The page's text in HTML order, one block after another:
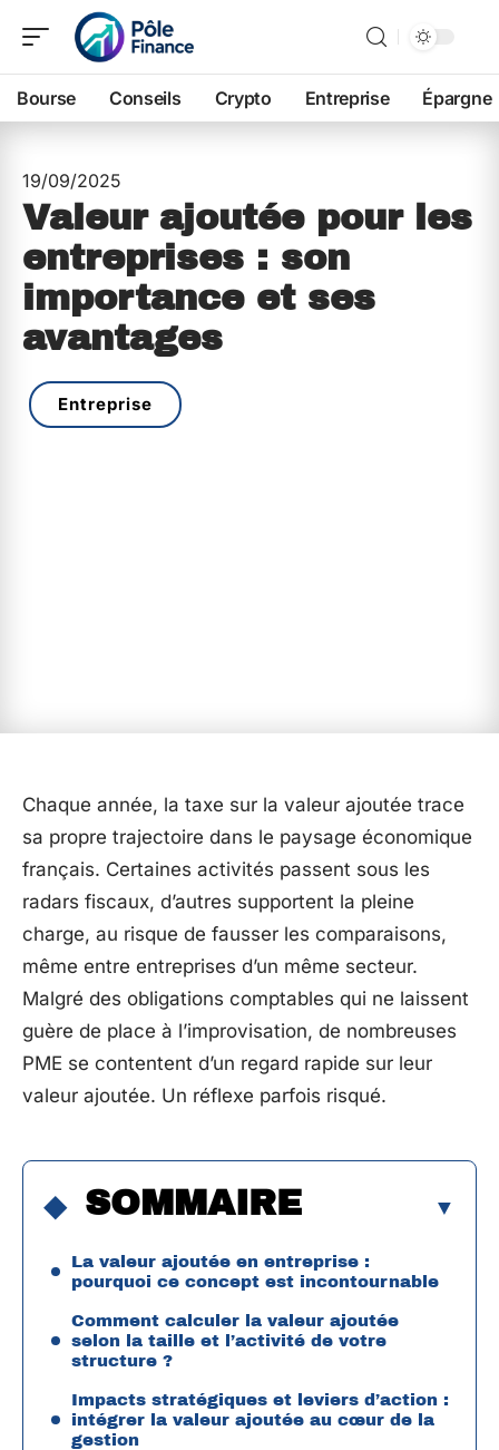
Bourse Conseils Crypto Entreprise Épargne
19/09/2025
Valeur ajoutée pour les
entreprises : son
importance et ses
avantages
Entreprise
Chaque année, la taxe sur la valeur ajoutée trace
sa propre trajectoire dans le paysage économique
français. Certaines activités passent sous les
radars fiscaux, d’autres supportent la pleine
charge, au risque de fausser les comparaisons,
même entre entreprises d’un même secteur.
Malgré des obligations comptables qui ne laissent
guère de place à l’improvisation, de nombreuses
PME se contentent d’un regard rapide sur leur
valeur ajoutée. Un réflexe parfois risqué.
SOMMAIRE
La valeur ajoutée en entreprise :
pourquoi ce concept est incontournable
Comment calculer la valeur ajoutée
selon la taille et l’activité de votre
structure ?
Impacts stratégiques et leviers d’action :
intégrer la valeur ajoutée au cœur de la
gestion